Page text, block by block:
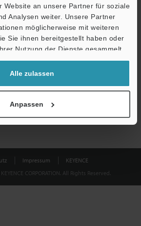
Website an unsere Partner für soziale
Analysen weiter. Unsere Partner
möglicherweise mit weiteren
Sie ihnen bereitgestellt haben oder
Nutzung der Dienste gesammelt
Alle zulassen
Anpassen
- Ihre Daten werden niemals
Impressum
KEYENCE
CORPORATION. All Rights Reserved.